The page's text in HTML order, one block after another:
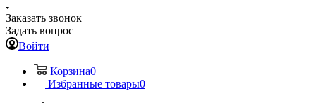
Заказать звонок
Задать вопрос
Войти
Корзина0
Избранные товары0